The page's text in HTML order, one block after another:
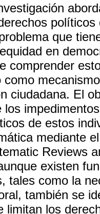
que
en
comprender
como
ciudadana. El
los
de estos
mediante
Reviews
existen
tales como la
también se
limitan los